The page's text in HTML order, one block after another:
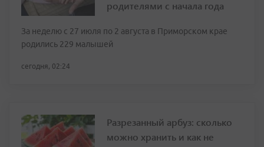
родителями с начала года
За неделю с 27 июля по 2 августа в Приморском крае
родились 229 малышей
сегодня, 02:24
Разрезанный арбуз: сколько
можно хранить и как не